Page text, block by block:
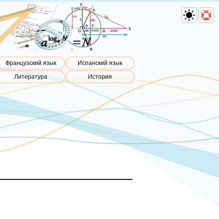
Французский язык
Испанский язык
Литература История